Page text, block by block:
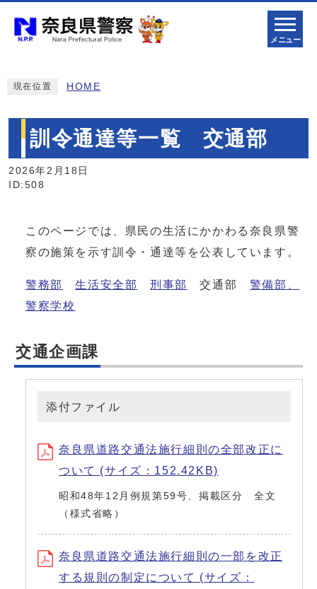
メニュー
現在位置 HOME
訓令通達等一覧 交通部
2026年2月18日
ID:508
このページでは、県民の生活にかかわる奈良県警
察の施策を示す訓令・通達等を公表しています。
警務部 生活安全部 刑事部 交通部 警備部、
警察学校
交通企画課
添付ファイル
奈良県道路交通法施行細則の全部改正に
ついて (サイズ：152.42KB)
昭和48年12月例規第59号、掲載区分 全文
（様式省略）
奈良県道路交通法施行細則の一部を改正
する規則の制定について (サイズ：